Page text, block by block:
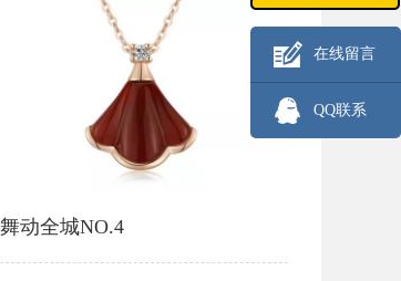
在线留言
QQ联系
舞动全城NO.4